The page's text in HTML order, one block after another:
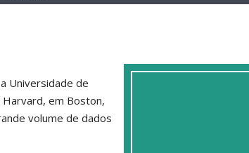
Universidade de
em Boston,
volume de dados